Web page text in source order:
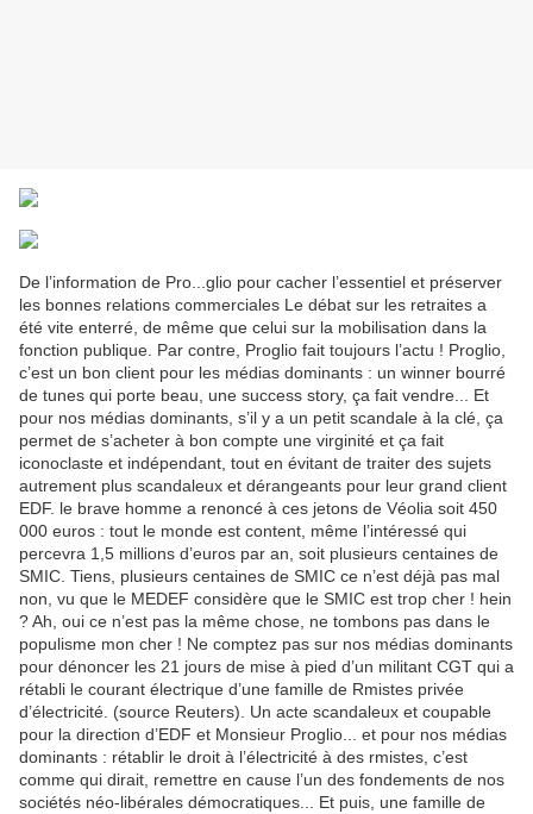
De l’information de Pro...glio pour cacher l’essentiel et préserver
les bonnes relations commerciales Le débat sur les retraites a
été vite enterré, de même que celui sur la mobilisation dans la
fonction publique. Par contre, Proglio fait toujours l’actu ! Proglio,
c’est un bon client pour les médias dominants : un winner bourré
de tunes qui porte beau, une success story, ça fait vendre... Et
pour nos médias dominants, s’il y a un petit scandale à la clé, ça
permet de s’acheter à bon compte une virginité et ça fait
iconoclaste et indépendant, tout en évitant de traiter des sujets
autrement plus scandaleux et dérangeants pour leur grand client
EDF. le brave homme a renoncé à ces jetons de Véolia soit 450
000 euros : tout le monde est content, même l’intéressé qui
percevra 1,5 millions d’euros par an, soit plusieurs centaines de
SMIC. Tiens, plusieurs centaines de SMIC ce n’est déjà pas mal
non, vu que le MEDEF considère que le SMIC est trop cher ! hein
? Ah, oui ce n’est pas la même chose, ne tombons pas dans le
populisme mon cher ! Ne comptez pas sur nos médias dominants
pour dénoncer les 21 jours de mise à pied d’un militant CGT qui a
rétabli le courant électrique d’une famille de Rmistes privée
d’électricité. (source Reuters). Un acte scandaleux et coupable
pour la direction d’EDF et Monsieur Proglio... et pour nos médias
dominants : rétablir le droit à l’électricité à des rmistes, c’est
comme qui dirait, remettre en cause l’un des fondements de nos
sociétés néo-libérales démocratiques... Et puis, une famille de